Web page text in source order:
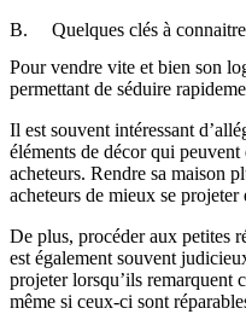
B. Quelques clés à connaitre
Pour vendre vite et bien son
permettant de séduire
Il est souvent intéressant
éléments de décor qui
acheteurs. Rendre sa maison
acheteurs de mieux se projeter
De plus, procéder aux petites
est également souvent
projeter lorsqu’ils remarquent
même si ceux-ci sont